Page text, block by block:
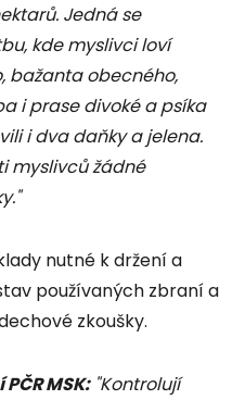
Jedná se
kde myslivci loví
bažanta obecného,
i prase divoké a psíka
i dva daňky a jelena.
myslivců žádné
nutné k držení a
používaných zbraní a
zkoušky.
MSK:"Kontrolují